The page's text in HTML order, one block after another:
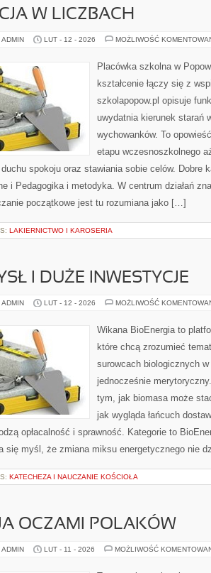
W LICZBACH
LUT - 12 - 2026 MOŻLIWOŚĆ
Placówka szkolna w
kształcenie łączy się z
szkolapopow.pl opisuje
uwydatnia kierunek starań
wychowanków. To
etapu wczesnoszkolnego
spokoju oraz stawiania sobie celów. Dobre
i Pedagogika i metodyka. W centrum działań
początkowe jest tu rozumiana jako […]
LAKIERNICTWO I KAROSERIA
I DUŻE INWESTYCJE
LUT - 12 - 2026 MOŻLIWOŚĆ
Wikana BioEnergia to
które chcą zrozumieć
surowcach biologicznych
jednocześnie
tym, jak biomasa może
jak wygląda łańcuch
opłacalność i sprawność. Kategorie to
się myśl, że zmiana miksu energetycznego nie
KATECHEZA I NAUCZANIE KOŚCIOŁA
OCZAMI POLAKÓW
LUT - 11 - 2026 MOŻLIWOŚĆ